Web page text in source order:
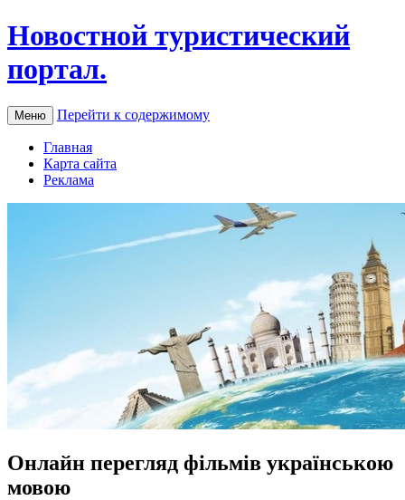
Новостной туристический
портал.
Меню Перейти к содержимому
Главная
Карта сайта
Реклама
Онлайн перегляд фільмів українською
мовою